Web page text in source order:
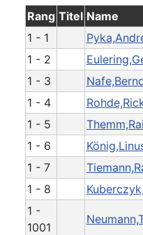
Rang Titel Name
1 - 1
1 - 2
1 - 3
1 - 4
1 - 5
1 - 6
1 - 7
1 - 8
1 -
1001